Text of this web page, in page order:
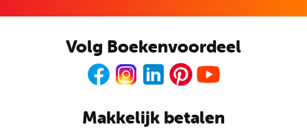
Volg Boekenvoordeel
FacebookInstagramLinkedInPinterest
Makkelijk betalen